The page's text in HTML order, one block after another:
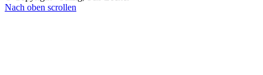
Nach oben scrollen